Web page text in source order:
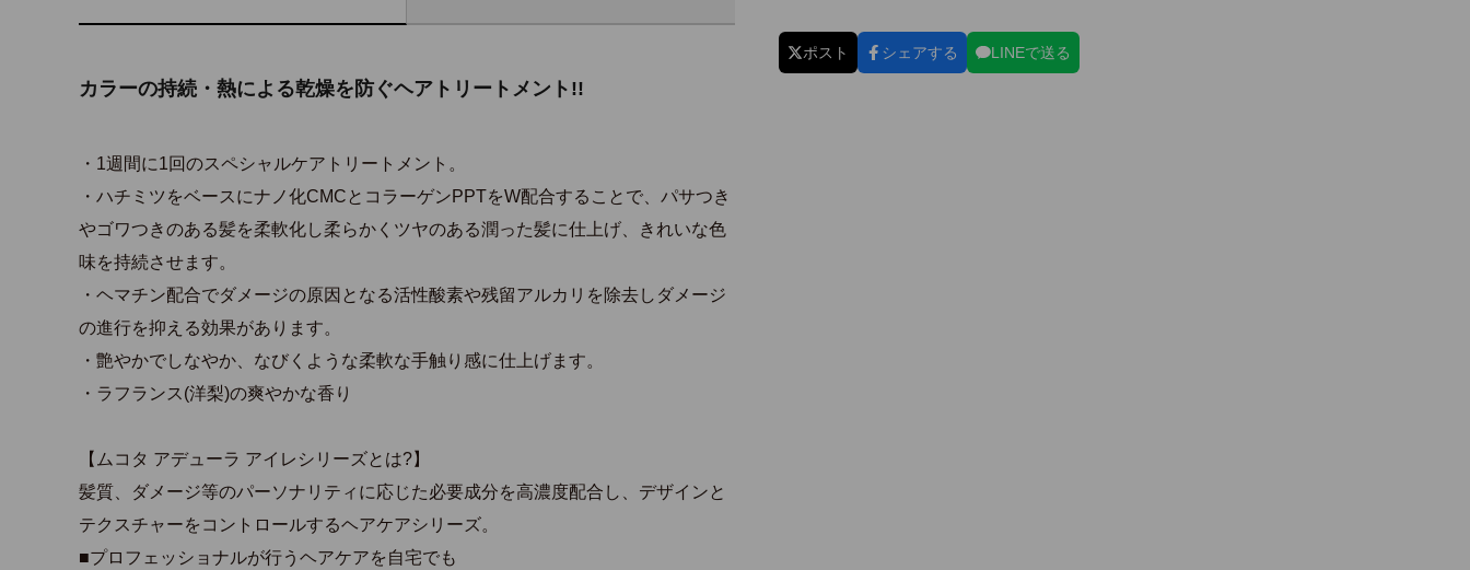
カラーの持続・熱による乾燥を防ぐヘアトリートメント!!
・1週間に1回のスペシャルケアトリートメント。
・ハチミツをベースにナノ化CMCとコラーゲンPPTをW配合することで、パサつき
やゴワつきのある髪を柔軟化し柔らかくツヤのある潤った髪に仕上げ、きれいな色
味を持続させます。
・ヘマチン配合でダメージの原因となる活性酸素や残留アルカリを除去しダメージ
の進行を抑える効果があります。
・艶やかでしなやか、なびくような柔軟な手触り感に仕上げます。
・ラフランス(洋梨)の爽やかな香り
【ムコタ アデューラ アイレシリーズとは?】
髪質、ダメージ等のパーソナリティに応じた必要成分を高濃度配合し、デザインと
テクスチャーをコントロールするヘアケアシリーズ。
■プロフェッショナルが行うヘアケアを自宅でも
ポスト シェアする LINEで送る